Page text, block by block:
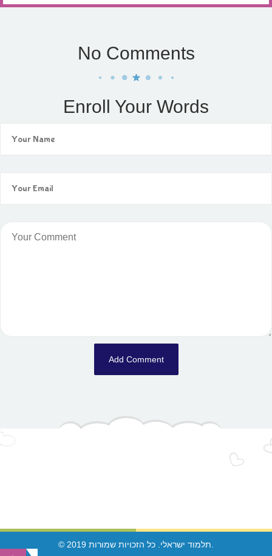
No Comments
Enroll Your Words
© 2019 תלמוד ישראלי. כל הזכויות שמורות.